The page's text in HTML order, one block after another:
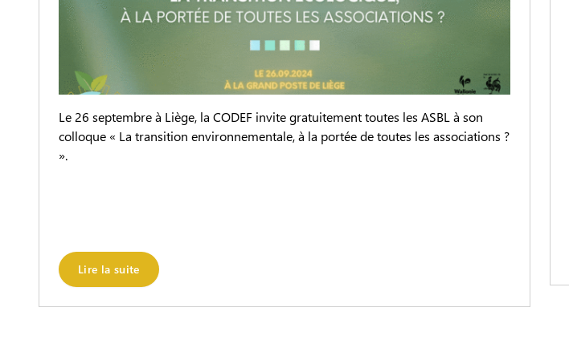
Le 26 septembre à Liège, la CODEF invite gratuitement toutes les ASBL à son
colloque « La transition environnementale, à la portée de toutes les associations ?
».
Lire la suite